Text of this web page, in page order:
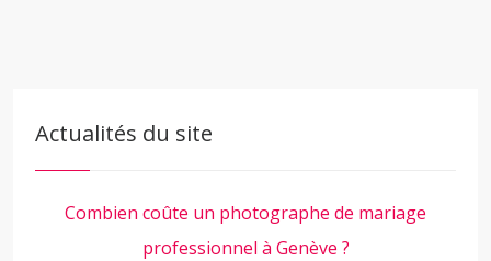
Actualités du site
Combien coûte un photographe de mariage
professionnel à Genève ?